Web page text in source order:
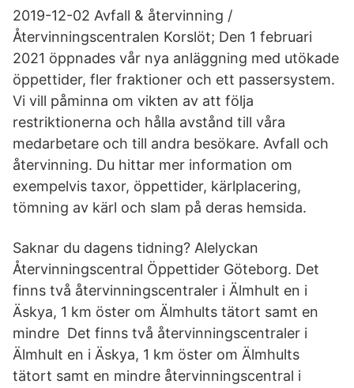
2019-12-02 Avfall & återvinning /
Återvinningscentralen Korslöt; Den 1 februari
2021 öppnades vår nya anläggning med utökade
öppettider, fler fraktioner och ett passersystem.
Vi vill påminna om vikten av att följa
restriktionerna och hålla avstånd till våra
medarbetare och till andra besökare. Avfall och
återvinning. Du hittar mer information om
exempelvis taxor, öppettider, kärlplacering,
tömning av kärl och slam på deras hemsida.
Saknar du dagens tidning? Alelyckan
Återvinningscentral Öppettider Göteborg. Det
finns två återvinningscentraler i Älmhult en i
Äskya, 1 km öster om Älmhults tätort samt en
mindre Det finns två återvinningscentraler i
Älmhult en i Äskya, 1 km öster om Älmhults
tätort samt en mindre återvinningscentral i